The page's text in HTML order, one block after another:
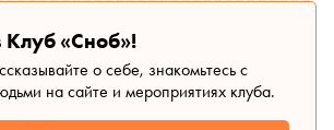
Клуб «Сноб»!
о себе, знакомьтесь с
на сайте и мероприятиях клуба.